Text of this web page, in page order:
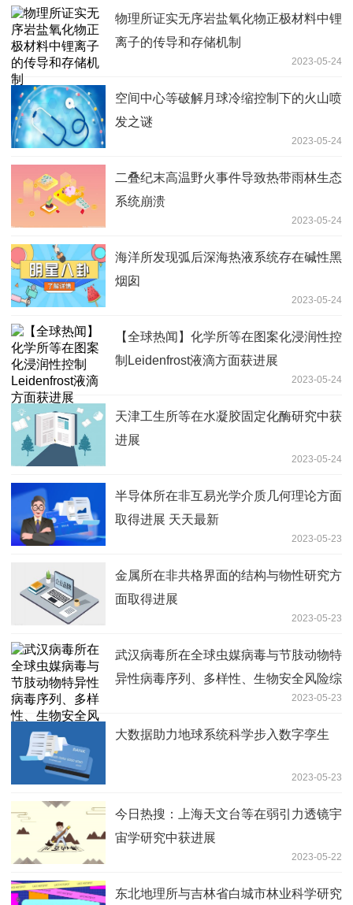
物理所证实无序岩盐氧化物正极材料中锂
离子的传导和存储机制
2023-05-24
空间中心等破解月球冷缩控制下的火山喷
发之谜
2023-05-24
二叠纪末高温野火事件导致热带雨林生态
系统崩溃
2023-05-24
海洋所发现弧后深海热液系统存在碱性黑
烟囱
2023-05-24
【全球热闻】化学所等在图案化浸润性控
制Leidenfrost液滴方面获进展
2023-05-24
天津工生所等在水凝胶固定化酶研究中获
进展
2023-05-24
半导体所在非互易光学介质几何理论方面
取得进展 天天最新
2023-05-23
金属所在非共格界面的结构与物性研究方
面取得进展
2023-05-23
武汉病毒所在全球虫媒病毒与节肢动物特
异性病毒序列、多样性、生物安全风险综
2023-05-23
大数据助力地球系统科学步入数字孪生
2023-05-23
今日热搜：上海天文台等在弱引力透镜宇
宙学研究中获进展
2023-05-22
东北地理所与吉林省白城市林业科学研究